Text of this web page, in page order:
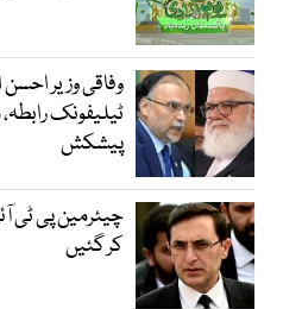
وفاقی وزیر
ٹیلیفونک
پیشکش
چیئرمین پی ٹی
کر گئیں